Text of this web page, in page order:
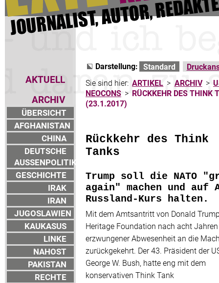
AKTUELL
ARCHIV
ÜBERSICHT
AFGHANISTAN
CHINA
DEUTSCHE
AUSSENPOLITIK
GESCHICHTE
IRAK
IRAN
JUGOSLAWIEN
KAUKASUS
LINKE
NAHOST
PAKISTAN
RECHTE
Darstellung: Standard
Sie sind hier: ARTIKEL > ARCHIV >
NEOCONS > RÜCKKEHR DES THINK
(23.1.2017)
Rückkehr des Think
Tanks
Trump soll die NATO
again" machen und auf
Russland-Kurs halten.
Mit dem Amtsantritt von Donald
Heritage Foundation nach acht Jahren
erzwungener Abwesenheit an die
zurückgekehrt. Der 43. Präsident der
George W. Bush, hatte eng mit dem
konservativen Think Tank